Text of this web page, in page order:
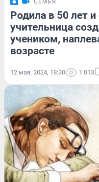
Родила в 50 лет и
учительница
учеником,
возрасте
12 мая, 2024, 18:30 1 013